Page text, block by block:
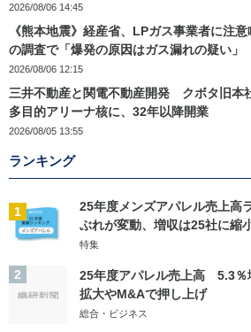
2026/08/06 14:45
《熊本地震》経産省、LPガス事業者に注
の調査で「爆発の原因はガス漏れの疑い」
2026/08/06 12:15
三井不動産と関電不動産開発 クボタ旧本
多目的アリーナ核に、32年以降開業
2026/08/05 13:55
ランキング
1
25年度メンズアパレル売上
ぶれが変動、増収は25社に縮
特集
2
25年度アパレル売上高 5.3
拡大やM&Aで押し上げ
総合・ビジネス